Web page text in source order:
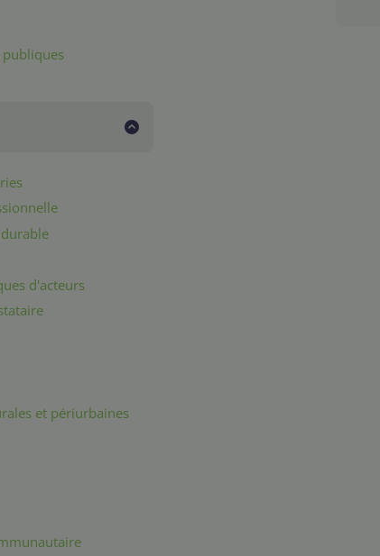
d'acteurs
et périurbaines